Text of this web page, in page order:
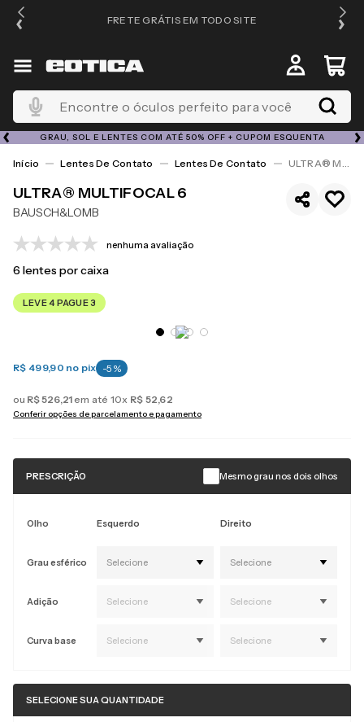
FRETE GRÁTIS EM TODO SITE
Encontre o óculos perfeito para você
GRAU, SOL E LENTES COM ATÉ 50% OFF + CUPOM ESQUENTA
Lentes De Contato Lentes De Contato ULTRA® Multifocal 6
ULTRA® MULTIFOCAL 6
BAUSCH&LOMB
nenhuma avaliação
6 lentes por caixa
LEVE 4 PAGUE 3
R$ 499,90 no pix -5 %
ou R$526,21 em até 10x R$ 52,62
Conferir opções de parcelamento e pagamento
PRESCRIÇÃO Mesmo grau nos dois olhos
Olho
Grau esférico
Adição
Curva base
Esquerdo
Selecione
Selecione
Selecione
Direito
Selecione
Selecione
Selecione
SELECIONE SUA QUANTIDADE